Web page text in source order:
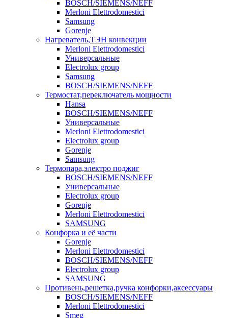
BOSCH/SIEMENS/NEFF
Merloni Elettrodomestici
Samsung
Gorenje
Нагреватель,ТЭН конвекции
Merloni Elettrodomestici
Универсальные
Electrolux group
Samsung
BOSCH/SIEMENS/NEFF
Термостат,переключатель мощности
Hansa
BOSCH/SIEMENS/NEFF
Универсальные
Merloni Elettrodomestici
Electrolux group
Gorenje
Samsung
Термопара,электро поджиг
BOSCH/SIEMENS/NEFF
Универсальные
Electrolux group
Gorenje
Merloni Elettrodomestici
SAMSUNG
Конфорка и её части
Gorenje
Merloni Elettrodomestici
BOSCH/SIEMENS/NEFF
Electrolux group
SAMSUNG
Противень,решетка,ручка конфорки,аксессуары
BOSCH/SIEMENS/NEFF
Merloni Elettrodomestici
Smeg